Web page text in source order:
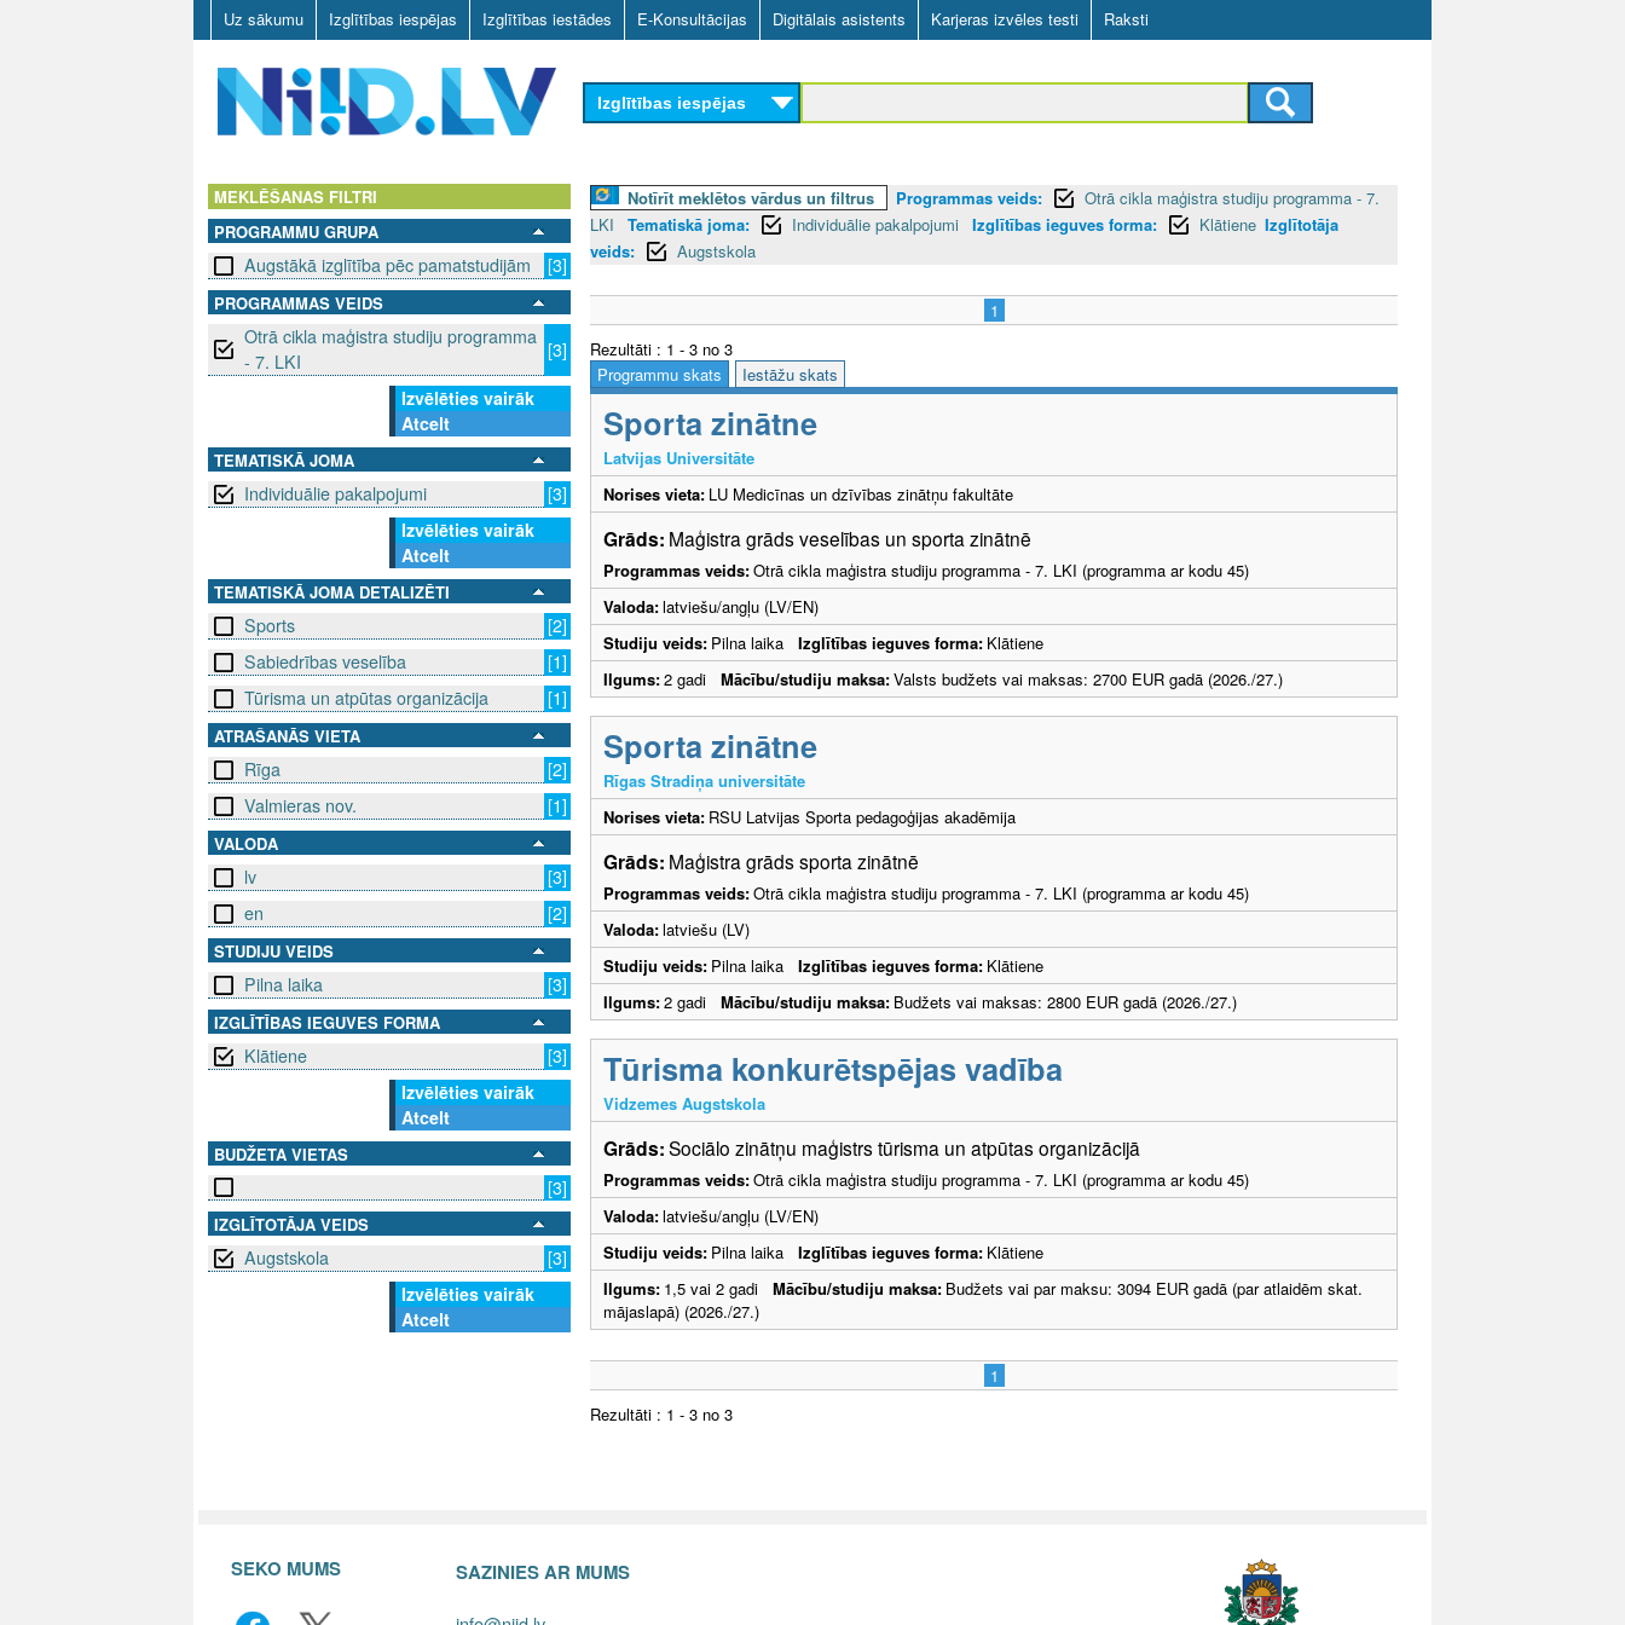
Skip
to
main
content
Uz sākumu Izglītības iespējas Izglītības iestādes E-Konsultācijas Digitālais asistents Karjeras izvēles testi Raksti
D
V
Izglītības iespējas
MEKLĒŠANAS FILTRI
PROGRAMMU GRUPA
Augstākā izglītība pēc pamatstudijām [3]
PROGRAMMAS VEIDS
Otrā cikla maģistra studiju programma
- 7. LKI
[3]
Izvēlēties vairāk
Atcelt
TEMATISKĀ JOMA
Individuālie pakalpojumi
[3]
Izvēlēties vairāk
Atcelt
TEMATISKĀ JOMA DETALIZĒTI
Sports
[2]
Sabiedrības veselība
[1]
Tūrisma un atpūtas organizācija
[1]
ATRAŠANĀS VIETA
Rīga
[2]
Valmieras nov.
[1]
VALODA
lv
[3]
en
[2]
STUDIJU VEIDS
Pilna laika [3]
IZGLĪTĪBAS IEGUVES FORMA
Klātiene
[3]
Izvēlēties vairāk
Atcelt
BUDŽETA VIETAS
[3]
IZGLĪTOTĀJA VEIDS
Augstskola
[3]
Izvēlēties vairāk
Atcelt
Notīrīt meklētos vārdus un filtrus Programmas veids:
Otrā cikla maģistra studiju programma - 7.
LKI
Tematiskā joma: Individuālie pakalpojumi Izglītības ieguves forma: Klātiene Izglītotāja
veids:
Augstskola
1
Rezultāti : 1 - 3 no 3
Programmu skats
Iestāžu skats
Sporta zinātne
Latvijas Universitāte
Norises vieta: LU Medicīnas un dzīvības zinātņu fakultāte
Grāds: Maģistra grāds veselības un sporta zinātnē
Programmas veids:Otrā cikla maģistra studiju programma - 7. LKI (programma ar kodu 45)
Valoda:latviešu/angļu (LV/EN)
Studiju veids: Pilna laika Izglītības ieguves forma: Klātiene
Ilgums:2 gadi Mācību/studiju maksa:Valsts budžets vai maksas: 2700 EUR gadā (2026./27.)
Sporta zinātne
Rīgas Stradiņa universitāte
Norises vieta: RSU Latvijas Sporta pedagoģijas akadēmija
Grāds: Maģistra grāds sporta zinātnē
Programmas veids:Otrā cikla maģistra studiju programma - 7. LKI (programma ar kodu 45)
Valoda:latviešu (LV)
Studiju veids: Pilna laika Izglītības ieguves forma: Klātiene
Ilgums:2 gadi Mācību/studiju maksa: Budžets vai maksas: 2800 EUR gadā (2026./27.)
Tūrisma konkurētspējas vadība
Vidzemes Augstskola
Grāds:Sociālo zinātņu maģistrs tūrisma un atpūtas organizācijā
Programmas veids:Otrā cikla maģistra studiju programma - 7. LKI (programma ar kodu 45)
Valoda:latviešu/angļu (LV/EN)
Studiju veids: Pilna laika Izglītības ieguves forma: Klātiene
Ilgums: 1,5 vai 2 gadi Mācību/studiju maksa: Budžets vai par maksu: 3094 EUR gadā (par atlaidēm skat.
mājaslapā) (2026./27.)
1
Rezultāti : 1 - 3 no 3
SEKO MUMS SAZINIES AR MUMS